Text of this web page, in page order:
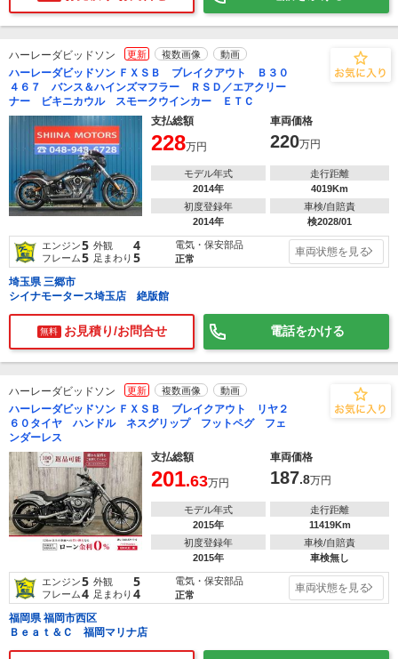
ハーレーダビッドソン 更新 複数画像 動画
ハーレーダビッドソン ＦＸＳＢ ブレイクアウト Ｂ３０
４６７ バンス＆ハインズマフラー ＲＳＤ／エアクリー
ナー ビキニカウル スモークウインカー ＥＴＣ
支払総額
車両価格
228万円 220万円
モデル年式
2014年
走行距離
4019Km
初度登録年
2014年
車検/自賠責
検2028/01
エンジン5 外観 4
フレーム5 足まわり 5
電気・保安部品
正常
車両状態を見る
埼玉県 三郷市
シイナモータース埼玉店 絶版館
無料 お見積り/お問合せ 電話をかける
ハーレーダビッドソン 更新 複数画像 動画
ハーレーダビッドソン ＦＸＳＢ ブレイクアウト リヤ２
６０タイヤ ハンドル ネスグリップ フットペグ フェ
ンダーレス
支払総額
車両価格
201.63万円 187.8万円
モデル年式
2015年
走行距離
11419Km
初度登録年
2015年
車検/自賠責
車検無し
エンジン5 外観 5
フレーム4 足まわり 4
電気・保安部品
正常
車両状態を見る
福岡県 福岡市西区
Ｂｅａｔ＆Ｃ 福岡マリナ店